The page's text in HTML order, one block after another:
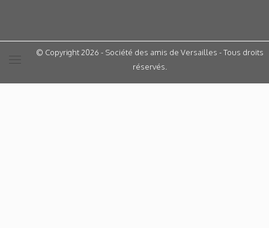
© Copyright 2026 - Société des amis de Versailles - Tous droits
réservés.